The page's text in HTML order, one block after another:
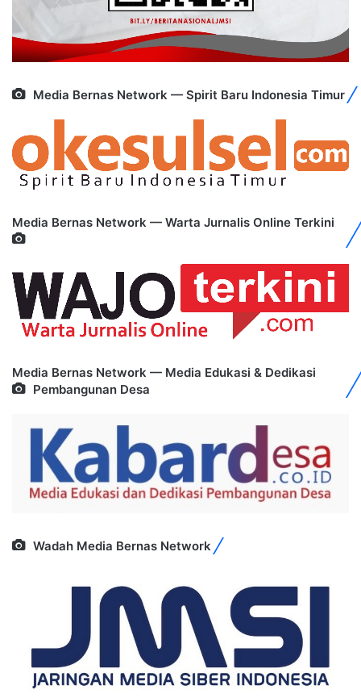
Media Bernas Network — Spirit Baru Indonesia Timur
Media Bernas Network — Warta Jurnalis Online Terkini
Media Bernas Network — Media Edukasi & Dedikasi
Pembangunan Desa
Wadah Media Bernas Network